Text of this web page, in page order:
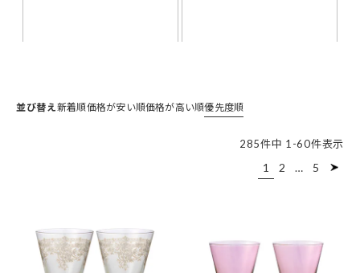
並び替え 新着順価格が安い順価格が高い順優先度順
285件中 1 -60件表示
1 2 … 5